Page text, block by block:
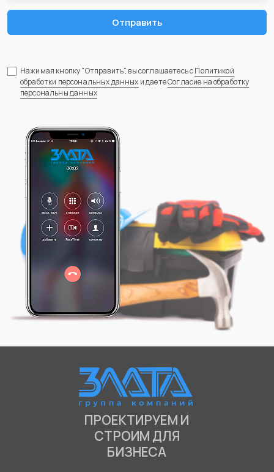
Отправить
Нажимая кнопку "Отправить", вы соглашаетесь сПолитикой
обработки персональных данных и даетеСогласие на обработку
персональны данных
ПРОЕКТИРУЕМ И
СТРОИМ ДЛЯ
БИЗНЕСА